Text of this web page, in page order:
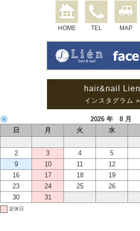
HOME TEL MAP
hair&nail Lien
インスタグラム »
2026 年 8 月
日
月 火 水
2
3 4 5
9
10 11 12
16
17 18 19
23
24 25 26
30
31
定休日